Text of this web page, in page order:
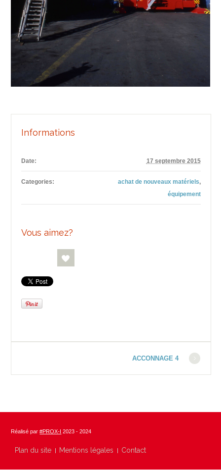
Informations
17 septembre 2015
Date:
achat de nouveaux matériels,
équipement
Categories:
Vous aimez?
ACCONNAGE 4
Réalisé par#PROX-I 2023 - 2024
Plan du site Mentions légales Contact